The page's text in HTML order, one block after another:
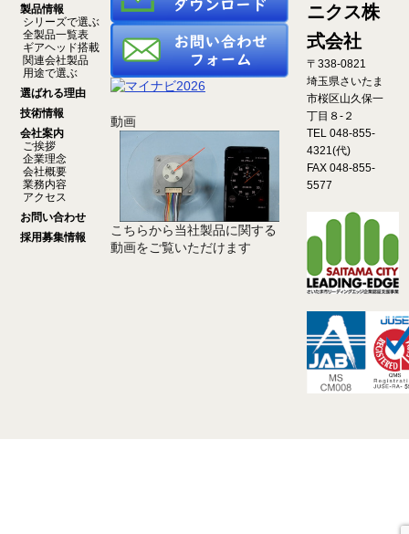
製品情報
シリーズで選ぶ
全製品一覧表
ギアヘッド搭載
関連会社製品
用途で選ぶ
選ばれる理由
技術情報
会社案内
ご挨拶
企業理念
会社概要
業務内容
アクセス
お問い合わせ
採用募集情報
動画
こちらから当社製品に関する
動画をご覧いただけます
ニクス株
式会社
〒338-0821
埼玉県さいたま
市桜区山久保一
丁目８-２
TEL 048-855-
4321(代)
FAX 048-855-
5577